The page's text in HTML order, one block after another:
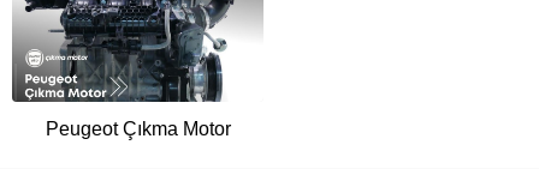
Peugeot Çıkma Motor